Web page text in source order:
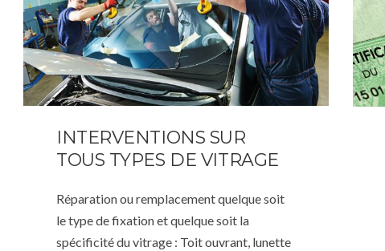
INTERVENTIONS SUR
TOUS TYPES DE VITRAGE
Réparation ou remplacement quelque soit
le type de fixation et quelque soit la
spécificité du vitrage : Toit ouvrant, lunette